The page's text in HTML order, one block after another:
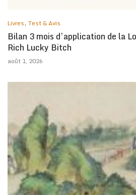
Livres, Test & Avis
Bilan 3 mois d’application de la
Rich Lucky Bitch
août 1, 2026